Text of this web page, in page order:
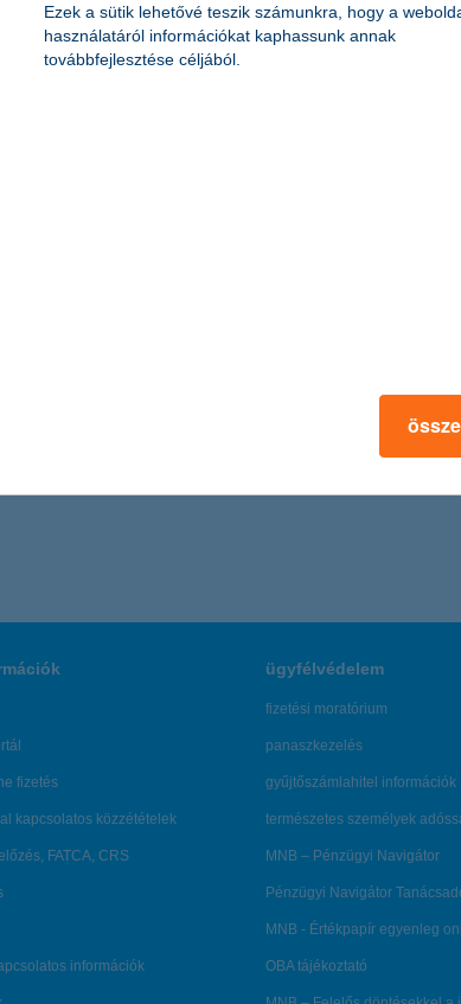
forint
fizetés
kapcsolatos közzétételek
FATCA, CRS
információk
ügyfélvédelem
fizetési moratórium
panaszkezelés
gyűjtőszámlahitel információk
természetes személyek
MNB – Pénzügyi Navigátor
Pénzügyi Navigátor
MNB - Értékpapír egyenleg
OBA tájékoztató
Ezek a sütik lehetővé teszik számunkra, hogy a
használatáról információkat kaphassunk annak
továbbfejlesztése céljából.